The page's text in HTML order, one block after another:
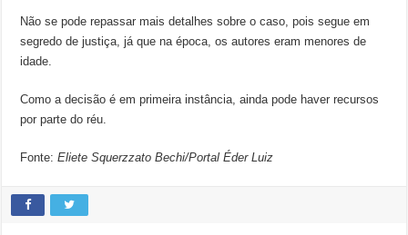
Não se pode repassar mais detalhes sobre o caso, pois segue em
segredo de justiça, já que na época, os autores eram menores de
idade.
Como a decisão é em primeira instância, ainda pode haver recursos
por parte do réu.
Fonte:Eliete Squerzzato Bechi/Portal Éder Luiz